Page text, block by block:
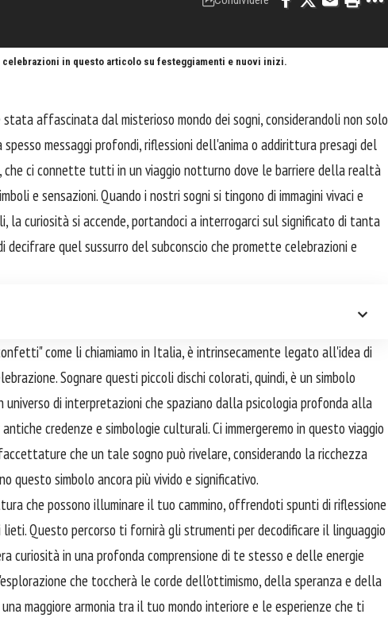
in questo articolo su festeggiamenti e nuovi inizi.
affascinata dal misterioso mondo dei sogni, considerandoli non solo
messaggi profondi, riflessioni dell'anima o addirittura presagi del
che ci connette tutti in un viaggio notturno dove le barriere della realtà
e sensazioni. Quando i nostri sogni si tingono di immagini vivaci e
la curiosità si accende, portandoci a interrogarci sul significato di tanta
decifrare quel sussurro del subconscio che promette celebrazioni e
come li chiamiamo in Italia, è intrinsecamente legato all'idea di
Sognare questi piccoli dischi colorati, quindi, è un simbolo
di interpretazioni che spaziano dalla psicologia profonda alla
credenze e simbologie culturali. Ci immergeremo in questo viaggio
che un tale sogno può rivelare, considerando la ricchezza
questo simbolo ancora più vivido e significativo.
che possono illuminare il tuo cammino, offrendoti spunti di riflessione
Questo percorso ti fornirà gli strumenti per decodificare il linguaggio
curiosità in una profonda comprensione di te stesso e delle energie
che toccherà le corde dell'ottimismo, della speranza e della
maggiore armonia tra il tuo mondo interiore e le esperienze che ti